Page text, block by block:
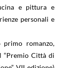
e pittura e
personali e
romanzo,
“Premio Città di